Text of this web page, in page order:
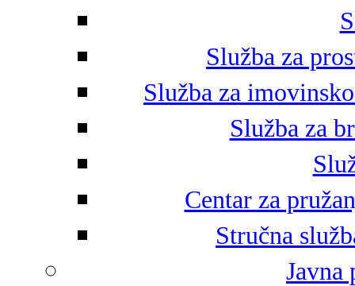
Služba za
Služba za
Služba za
Centar za
Stručna
Javna